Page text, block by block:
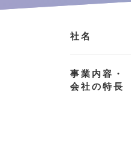
社名
事業内容・
会社の特長